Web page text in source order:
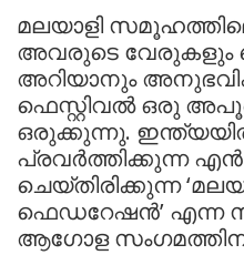
മലയാളി
അവരുടെ
അറിയാനും
ഫെസ്റ്റിവല്‍ ഒരു
ഒരുക്കുന്നു.
പ്രവര്‍ത്തിക്കുന്ന
ചെയ്തിരിക്കുന്ന
ഫെഡറേഷന്‍’
ആഗോള സംഗമത്തിന്